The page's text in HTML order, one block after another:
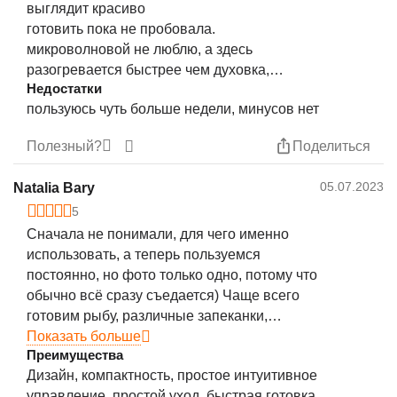
выглядит красиво
готовить пока не пробовала.
микроволновой не люблю, а здесь
разогревается быстрее чем духовка,
вчерашние крылышки, пицца , пироги, как
-будто только приготовленные
Недостатки
пользуюсь чуть больше недели, минусов нет
Полезный? Поделиться
Natalia Bary
05.07.2023
5
Сначала не понимали, для чего именно
использовать, а теперь пользуемся
постоянно, но фото только одно, потому что
обычно всё сразу съедается) Чаще всего
готовим рыбу, различные запеканки,
картофель и овощи. Также отлично
получаются котлеты для домашних бургеров и
тефтели. Готовка занимает гораздо меньше
Показать больше
Преимущества
Дизайн, компактность, простое интуитивное